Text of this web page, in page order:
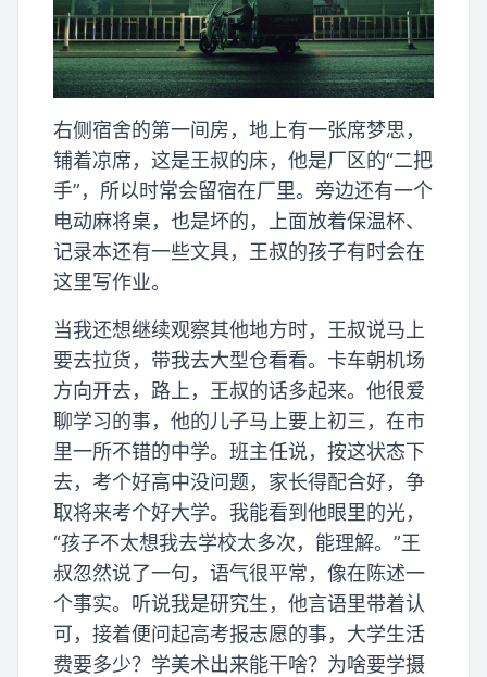
右侧宿舍的第一间房，地上有一张席梦思，
铺着凉席，这是王叔的床，他是厂区的“二把
手”，所以时常会留宿在厂里。旁边还有一个
电动麻将桌，也是坏的，上面放着保温杯、
记录本还有一些文具，王叔的孩子有时会在
这里写作业。
当我还想继续观察其他地方时，王叔说马上
要去拉货，带我去大型仓看看。卡车朝机场
方向开去，路上，王叔的话多起来。他很爱
聊学习的事，他的儿子马上要上初三，在市
里一所不错的中学。班主任说，按这状态下
去，考个好高中没问题，家长得配合好，争
取将来考个好大学。我能看到他眼里的光，
“孩子不太想我去学校太多次，能理解。”王
叔忽然说了一句，语气很平常，像在陈述一
个事实。听说我是研究生，他言语里带着认
可，接着便问起高考报志愿的事，大学生活
费要多少？学美术出来能干啥？为啥要学摄